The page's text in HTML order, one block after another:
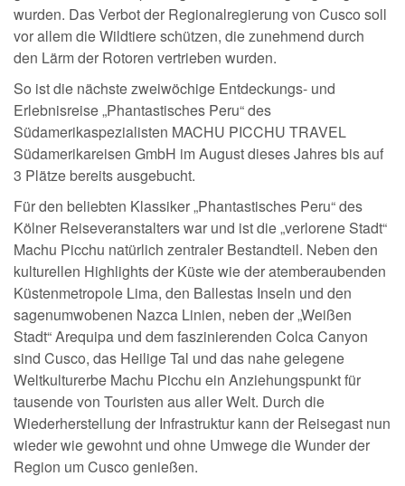
wurden. Das Verbot der Regionalregierung von Cusco soll
vor allem die Wildtiere schützen, die zunehmend durch
den Lärm der Rotoren vertrieben wurden.
So ist die nächste zweiwöchige Entdeckungs- und
Erlebnisreise „Phantastisches Peru“ des
Südamerikaspezialisten MACHU PICCHU TRAVEL
Südamerikareisen GmbH im August dieses Jahres bis auf
3 Plätze bereits ausgebucht.
Für den beliebten Klassiker „Phantastisches Peru“ des
Kölner Reiseveranstalters war und ist die „verlorene Stadt“
Machu Picchu natürlich zentraler Bestandteil. Neben den
kulturellen Highlights der Küste wie der atemberaubenden
Küstenmetropole Lima, den Ballestas Inseln und den
sagenumwobenen Nazca Linien, neben der „Weißen
Stadt“ Arequipa und dem faszinierenden Colca Canyon
sind Cusco, das Heilige Tal und das nahe gelegene
Weltkulturerbe Machu Picchu ein Anziehungspunkt für
tausende von Touristen aus aller Welt. Durch die
Wiederherstellung der Infrastruktur kann der Reisegast nun
wieder wie gewohnt und ohne Umwege die Wunder der
Region um Cusco genießen.